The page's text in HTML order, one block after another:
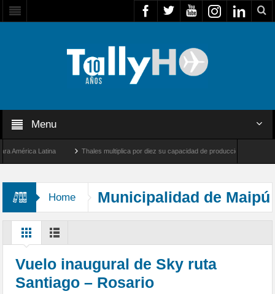
Menu
Latina Thales multiplica por diez su capacidad de producción de radares en
Home Municipalidad de Maipú
Vuelo inaugural de Sky ruta
Santiago – Rosario